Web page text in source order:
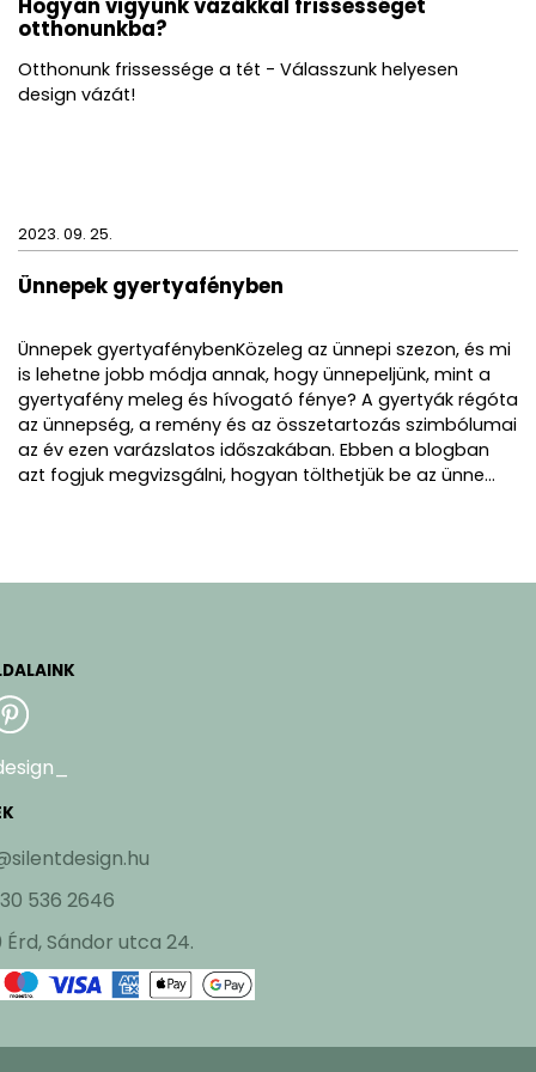
fektessünk be a Gedy csodaszép és praktikus
termékeibe, hogy meseszép otthonunk
A Gedy RAINBOW fogmosópohár állapotának
megőrzése érdekében a tisztításnál
Hogyan vigyünk vázákkal frissességet
otthonunkba?
Otthonunk frissessége a tét - Válasszunk helyesen
design vázát!
2023. 09. 25.
Ünnepek gyertyafényben
Ünnepek gyertyafénybenKözeleg az ünnepi szezon, és mi
is lehetne jobb módja annak, hogy ünnepeljünk, mint a
gyertyafény meleg és hívogató fénye? A gyertyák régóta
az ünnepség, a remény és az összetartozás szimbólumai
az év ezen varázslatos időszakában. Ebben a blogban
azt fogjuk megvizsgálni, hogyan tölthetjük be az ünne...
536 2646
Érd, Sándor utca 24.